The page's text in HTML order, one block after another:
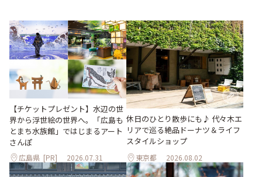
【チケットプレゼント】水辺の世
界から浮世絵の世界へ。「広島も
とまち水族館」ではじまるアート
さんぽ
広島県 [PR] 2026.07.31
休日のひとり散歩にも♪ 代々木エ
リアで巡る絶品ドーナツ＆ライフ
スタイルショップ
東京都 2026.08.02